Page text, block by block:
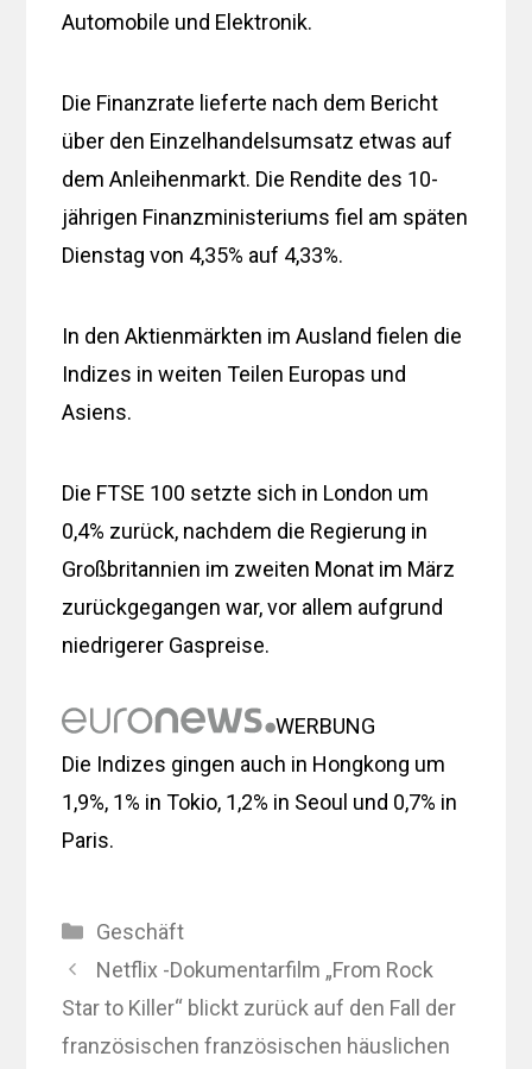
Automobile und Elektronik.
Die Finanzrate lieferte nach dem Bericht
über den Einzelhandelsumsatz etwas auf
dem Anleihenmarkt. Die Rendite des 10-
jährigen Finanzministeriums fiel am späten
Dienstag von 4,35% auf 4,33%.
In den Aktienmärkten im Ausland fielen die
Indizes in weiten Teilen Europas und
Asiens.
Die FTSE 100 setzte sich in London um
0,4% zurück, nachdem die Regierung in
Großbritannien im zweiten Monat im März
zurückgegangen war, vor allem aufgrund
niedrigerer Gaspreise.
WERBUNG
Die Indizes gingen auch in Hongkong um
1,9%, 1% in Tokio, 1,2% in Seoul und 0,7% in
Paris.
Kategorien
Geschäft
Netflix -Dokumentarfilm „From Rock
Star to Killer“ blickt zurück auf den Fall der
französischen französischen häuslichen